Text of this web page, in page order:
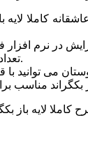
کاملا لایه
تعداد لایه های بکار رفته در این طرح بیش از ۵ لایه تفکیک شده و قابل ویرایش است.